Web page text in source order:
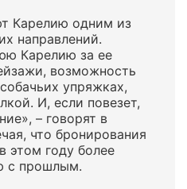
Карелию одним из
направлений.
Карелию за ее
возможность
упряжках,
И, если повезет,
– говорят в
что бронирования
этом году более
с прошлым.